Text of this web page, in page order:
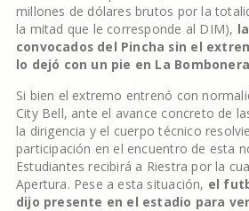
millones de dólares brutos por la
la mitad que le corresponde al DIM),
convocados del Pincha sin el
lo dejó con un pie en La
Si bien el extremo entrenó con
City Bell, ante el avance concreto de
la dirigencia y el cuerpo técnico
participación en el encuentro de esta
Estudiantes recibirá a Riestra por la
Apertura. Pese a esta situación, el
dijo presente en el estadio para